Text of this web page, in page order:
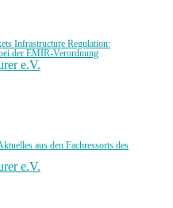
Infrastructure Regulation:
der EMIR-Verordnung
e.V.
aus den Fachressorts des
e.V.